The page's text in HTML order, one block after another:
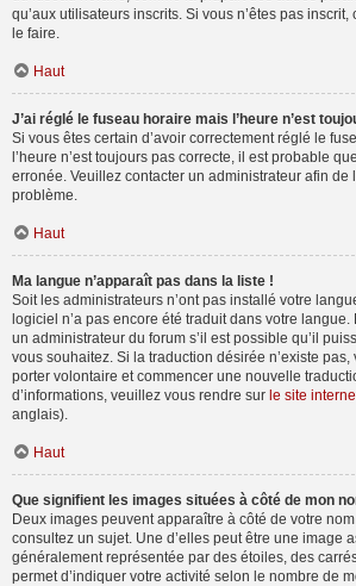
qu’aux utilisateurs inscrits. Si vous n’êtes pas inscrit,
le faire.
Haut
J’ai réglé le fuseau horaire mais l’heure n’est
Si vous êtes certain d’avoir correctement réglé le
l’heure n’est toujours pas correcte, il est probable
erronée. Veuillez contacter un administrateur afin de
problème.
Haut
Ma langue n’apparaît pas dans la liste !
Soit les administrateurs n’ont pas installé votre
logiciel n’a pas encore été traduit dans votre
un administrateur du forum s’il est possible qu’il
vous souhaitez. Si la traduction désirée n’existe
porter volontaire et commencer une nouvelle
d’informations, veuillez vous rendre sur le site
anglais).
Haut
Que signifient les images situées à côté de mon
Deux images peuvent apparaître à côté de votre
consultez un sujet. Une d’elles peut être une image
généralement représentée par des étoiles, des
permet d’indiquer votre activité selon le nombre de